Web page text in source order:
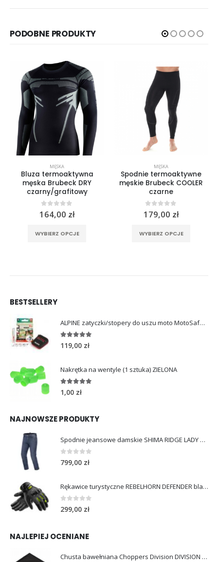
PODOBNE PRODUKTY
MĘSKA
Bluza termoaktywna
męska Brubeck DRY
czarny/grafitowy
0out of 5
164,00 zł
WYBIERZ OPCJE
MĘSKA
Spodnie termoaktywne
męskie Brubeck COOLER
czarne
0out of 5
179,00 zł
WYBIERZ OPCJE
BESTSELLERY
ALPINE zatyczki/stopery do uszu moto MotoSafe Pro
out of 5
119,00 zł
Nakrętka na wentyle (1 sztuka) ZIELONA
out of 5
1,00 zł
NAJNOWSZE PRODUKTY
Spodnie jeansowe damskie SHIMA RIDGE LADY blue
out of 5
799,00 zł
Rękawice turystyczne REBELHORN DEFENDER black yellow fluo
0 out of 5
299,00 zł
NAJLEPIEJ OCENIANE
Chusta bawełniana Choppers Division DIVISION EAGLE